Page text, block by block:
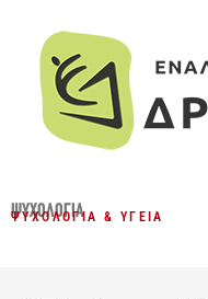
ΨΥΧΟΛΟΓΊΑ
ΨΥΧΟΛΟΓΊΑ & ΥΓΕΊΑ